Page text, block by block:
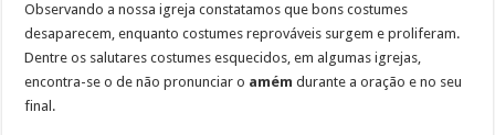
Observando a nossa igreja constatamos que bons costumes
desaparecem, enquanto costumes reprováveis surgem e proliferam.
Dentre os salutares costumes esquecidos, em algumas igrejas,
encontra-se o de não pronunciar o amém durante a oração e no seu
final.